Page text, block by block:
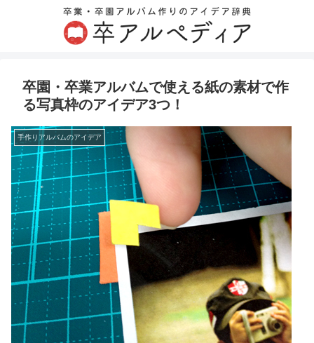
卒園・卒業アルバムで使える紙の素材で作
る写真枠のアイデア3つ！
手作りアルバムのアイデア